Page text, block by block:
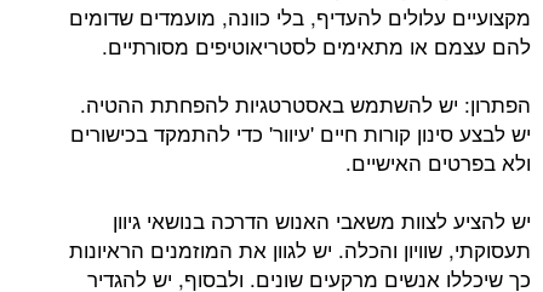
מקצועיים עלולים להעדיף, בלי כוונה, מועמדים שדומים
להם עצמם או מתאימים לסטריאוטיפים מסורתיים.
הפתרון: יש להשתמש באסטרטגיות להפחתת ההטיה.
יש לבצע סינון קורות חיים 'עיוור' כדי להתמקד בכישורים
ולא בפרטים האישיים.
יש להציע לצוות משאבי האנוש הדרכה בנושאי גיוון
תעסוקתי, שוויון והכלה. יש לגוון את המוזמנים הראיונות
כך שיכללו אנשים מרקעים שונים. ולבסוף, יש להגדיר